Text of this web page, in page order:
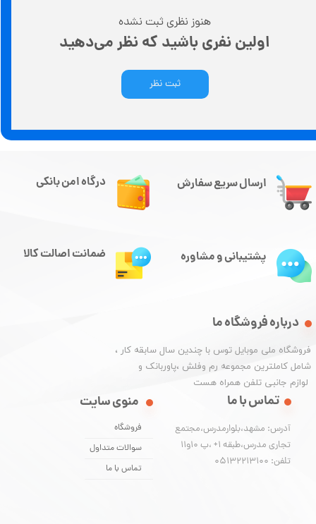
هنوز نظری ثبت نشده
اولین نفری باشید که نظر می‌دهید
ثبت نظر
ارسال سریع سفارش
درباره فروشگاه ما
​فروشگاه ملی موبایل توس با چندین سال سابقه کار ،
شامل کاملترین مجموعه رم وفلش ،پاوربانک و
​​​​​​​ لوازم جانبی تلفن همراه هست
منوی سایت
فروشگاه
سوالات متداول
تماس با ما
تماس با ما
آدرس: مشهد،بلوارمدرس،مجتمع
تجاری مدرس،طبقه 1+ ،پ 10و11
تلفن: 05132213100
درگاه امن بانکی
پشتیبانی و مشاوره ضمانت اصالت کالا